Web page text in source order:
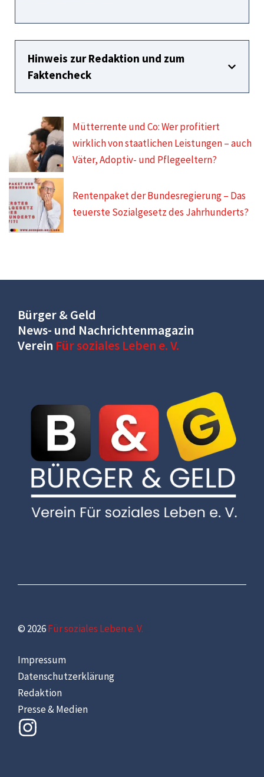
Hinweis zur Redaktion und zum
Faktencheck
Mütterrente und Co: Wer profitiert
wirklich von staatlichen Leistungen – auch
Väter, Adoptiv- und Pflegeeltern?
Rentenpaket der Bundesregierung – Das
teuerste Sozialgesetz des Jahrhunderts?
Bürger & Geld
News- und Nachrichtenmagazin
Verein Für soziales Leben e. V.
© 2026Für soziales Leben e. V.
Impressum
Datenschutzerklärung
Redaktion
Presse & Medien